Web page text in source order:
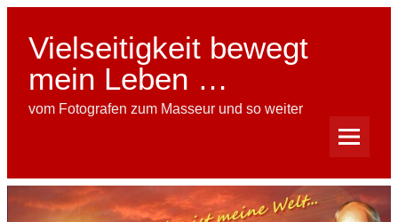
Skip
contentVielseitigkeit bewegt
mein Leben …
vom Fotografen zum Masseur und so weiter